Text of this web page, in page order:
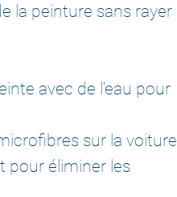
la peinture sans rayer
avec de l'eau pour
sur la voiture
pour éliminer les